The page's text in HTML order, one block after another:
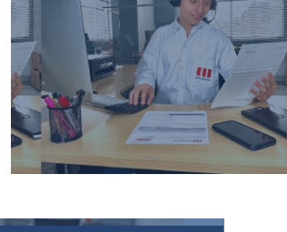
una cotización detallada que
incluye todos los costos
asociados a la mudanza, como el
transporte, el embalaje, el
montaje, y cualquier servicio
adicional solicitado.​